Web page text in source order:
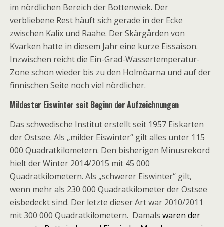
im nördlichen Bereich der Bottenwiek. Der
verbliebene Rest häuft sich gerade in der Ecke
zwischen Kalix und Raahe. Der Skärgården von
Kvarken hatte in diesem Jahr eine kurze Eissaison.
Inzwischen reicht die Ein-Grad-Wassertemperatur-
Zone schon wieder bis zu den Holmöarna und auf der
finnischen Seite noch viel nördlicher.
Mildester Eiswinter seit Beginn der Aufzeichnungen
Das schwedische Institut erstellt seit 1957 Eiskarten
der Ostsee. Als „milder Eiswinter“ gilt alles unter 115
000 Quadratkilometern. Den bisherigen Minusrekord
hielt der Winter 2014/2015 mit 45 000
Quadratkilometern. Als „schwerer Eiswinter“ gilt,
wenn mehr als 230 000 Quadratkilometer der Ostsee
eisbedeckt sind. Der letzte dieser Art war 2010/2011
mit 300 000 Quadratkilometern. Damals waren der